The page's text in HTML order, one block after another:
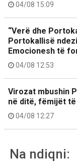
04/08 15:09
“Verë dhe
Portokallisë
Emocionesh të
04/08 12:53
Virozat mbushin
në ditë, fëmijët
04/08 12:27
Na ndiqni: